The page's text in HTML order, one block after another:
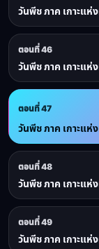
วันพีช ภาค เกาะแ
ตอนที่ 46
วันพีช ภาค เกาะแ
ตอนที่ 47
วันพีช ภาค เกาะแ
ตอนที่ 48
วันพีช ภาค เกาะแ
ตอนที่ 49
วันพีช ภาค เกาะแ